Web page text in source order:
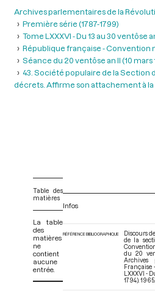
Archives parlementaires de la
Première série (1787-1799)
Tome LXXXVI - Du 13 au 30 ventôse
République française - Convention
Séance du 20 ventôse an II (10 mars
43. Société populaire de la Section
décrets. Affirme son attachement à
Table des
matières
La table
des
matières
ne
contient
aucune
entrée.
Infos
RÉFÉRENCE BIBLIOGRAPHIQUE
Discours
de la
du 20
Archives
Française
LXXXVI -
1794).